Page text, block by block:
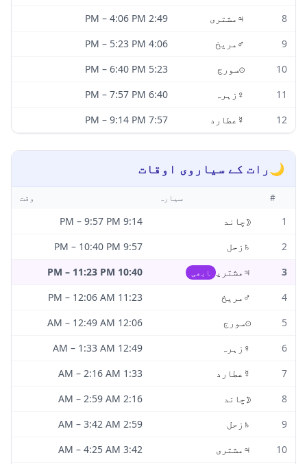
8
♃ مشتری 2:49 PM
– 4:06 PM
9
♂ مریخ 4:06 PM
– 5:23 PM
10
☉سورج 5:23 PM
– 6:40 PM
11
♀ زہرہ 6:40 PM
– 7:57 PM
12
☿ عطارد 7:57 PM
– 9:14 PM
🌙رات کے سیاروی اوقات
# سیارہ وقت
1
☽چاند 9:14 PM
– 9:57 PM
2
♄ زحل 9:57 PM
– 10:40 PM
3
♃ مشتری ابھی 10:40 PM
– 11:23 PM
4
♂ مریخ 11:23 PM
– 12:06 AM
5
☉سورج 12:06 AM
– 12:49 AM
6
♀ زہرہ 12:49 AM
– 1:33 AM
7
☿ عطارد 1:33 AM
– 2:16 AM
8
☽چاند 2:16 AM
– 2:59 AM
9
♄ زحل 2:59 AM
– 3:42 AM
10
♃ مشتری 3:42 AM
– 4:25 AM